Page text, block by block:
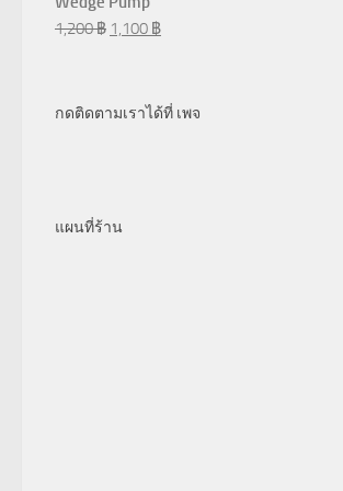
1,200฿ 1,100 ฿
กดติดตามเราได้ที่ เพจ
แผนที่ร้าน